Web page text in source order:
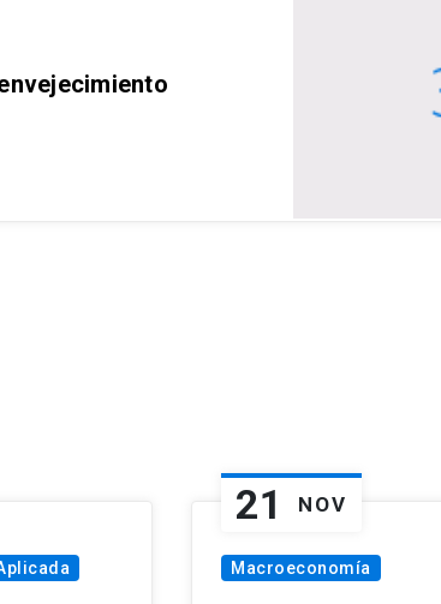
21 NOV
Macroeconomía